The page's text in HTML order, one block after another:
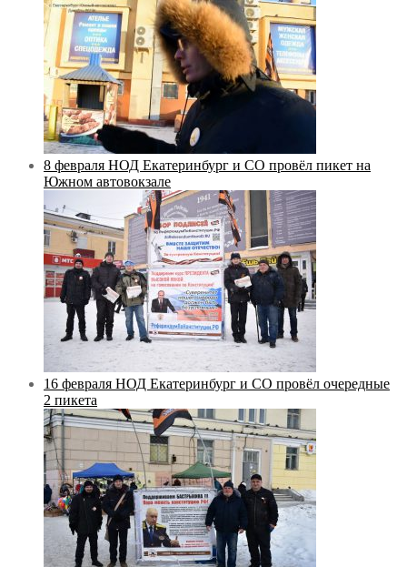
8 февраля НОД Екатеринбург и СО провёл пикет на
Южном автовокзале
16 февраля НОД Екатеринбург и СО провёл очередные
2 пикета